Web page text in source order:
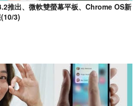
推出、微軟雙螢幕平板、Chrome OS新
3)